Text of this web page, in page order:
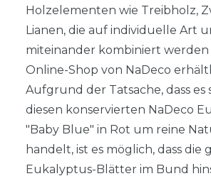
Holzelementen wie Treibholz,
Lianen, die auf individuelle Art
miteinander kombiniert
Online-Shop von NaDeco
Aufgrund der Tatsache, dass es
diesen konservierten NaDeco
"Baby Blue" in Rot um reine
handelt, ist es möglich, dass
Eukalyptus-Blätter im Bund